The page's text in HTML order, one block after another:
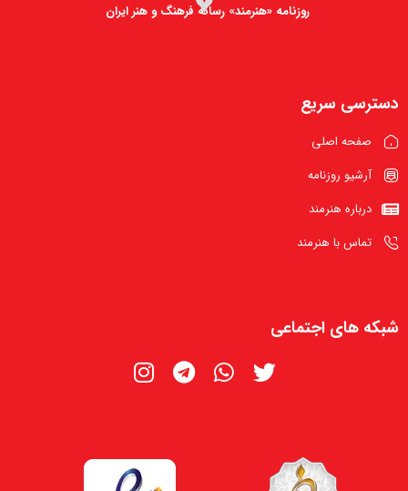
روزنامه «هنرمند» رسانه فرهنگ و هنر ایران
دسترسی سریع
صفحه اصلی
آرشیو روزنامه
درباره هنرمند
تماس با هنرمند
شبکه های اجتماعی